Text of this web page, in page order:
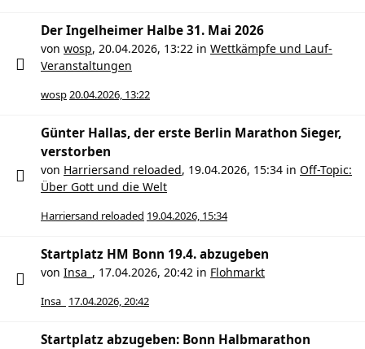
Der Ingelheimer Halbe 31. Mai 2026
von wosp, 20.04.2026, 13:22 in Wettkämpfe und Lauf-
Veranstaltungen
wosp20.04.2026, 13:22
Günter Hallas, der erste Berlin Marathon Sieger,
verstorben
von Harriersand reloaded, 19.04.2026, 15:34 in Off-Topic:
Über Gott und die Welt
Harriersand reloaded 19.04.2026, 15:34
Startplatz HM Bonn 19.4. abzugeben
von Insa_ , 17.04.2026, 20:42 in Flohmarkt
Insa_ 17.04.2026, 20:42
Startplatz abzugeben: Bonn Halbmarathon